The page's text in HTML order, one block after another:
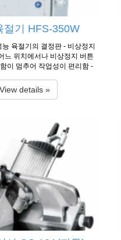
Slice Thickness 0~25㎜ 0~25
㎜ 0~25㎜ N...
절기 HFS-350W
육절기의 결정판 - 비상정지
느 위치에서나 비상정지 버튼
이 멈추어 작업성이 편리함 -
벨트를 사용하여 정숙한 운전
지 정밀히 미세조정이 가능 - 베
- 저전압(24V)설계로 전기적인
온도 : -4℃ ~ 0℃ 제품사양 Mo
Dimension(W×L×H) 1050×77
1ph/3ph, 220V/380V, 750W×
slices/min Loading Dem
㎜ Diameter of Knife Ø3
0~26㎜ Net Weight 245
: 한국 후지 공업(제조사)
View details »